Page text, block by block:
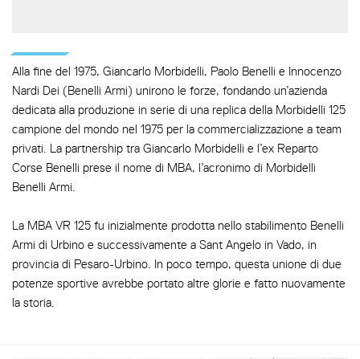
Alla fine del 1975, Giancarlo Morbidelli, Paolo Benelli e Innocenzo
Nardi Dei (Benelli Armi) unirono le forze, fondando un’azienda
dedicata alla produzione in serie di una replica della Morbidelli 125
campione del mondo nel 1975 per la commercializzazione a team
privati. La partnership tra Giancarlo Morbidelli e l’ex Reparto
Corse Benelli prese il nome di MBA, l’acronimo di Morbidelli
Benelli Armi.
La MBA VR 125 fu inizialmente prodotta nello stabilimento Benelli
Armi di Urbino e successivamente a Sant Angelo in Vado, in
provincia di Pesaro-Urbino. In poco tempo, questa unione di due
potenze sportive avrebbe portato altre glorie e fatto nuovamente
la storia.